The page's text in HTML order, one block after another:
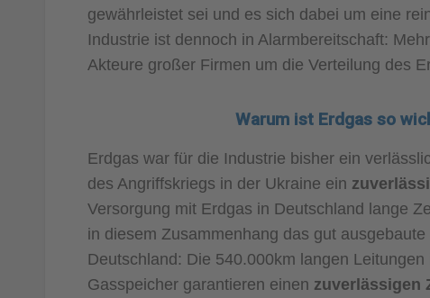
gewährleistet sei und es sich dabei um eine
Industrie ist dennoch in Alarmbereitschaft:
Akteure großer Firmen um die Verteilung des
Warum ist Erdgas so
Erdgas war für die Industrie bisher ein
des Angriffskriegs in der Ukraine ein
Versorgung mit Erdgas in Deutschland lange
in diesem Zusammenhang das gut
Deutschland: Die 540.000km langen
Gasspeicher garantieren einen zuverlässigen